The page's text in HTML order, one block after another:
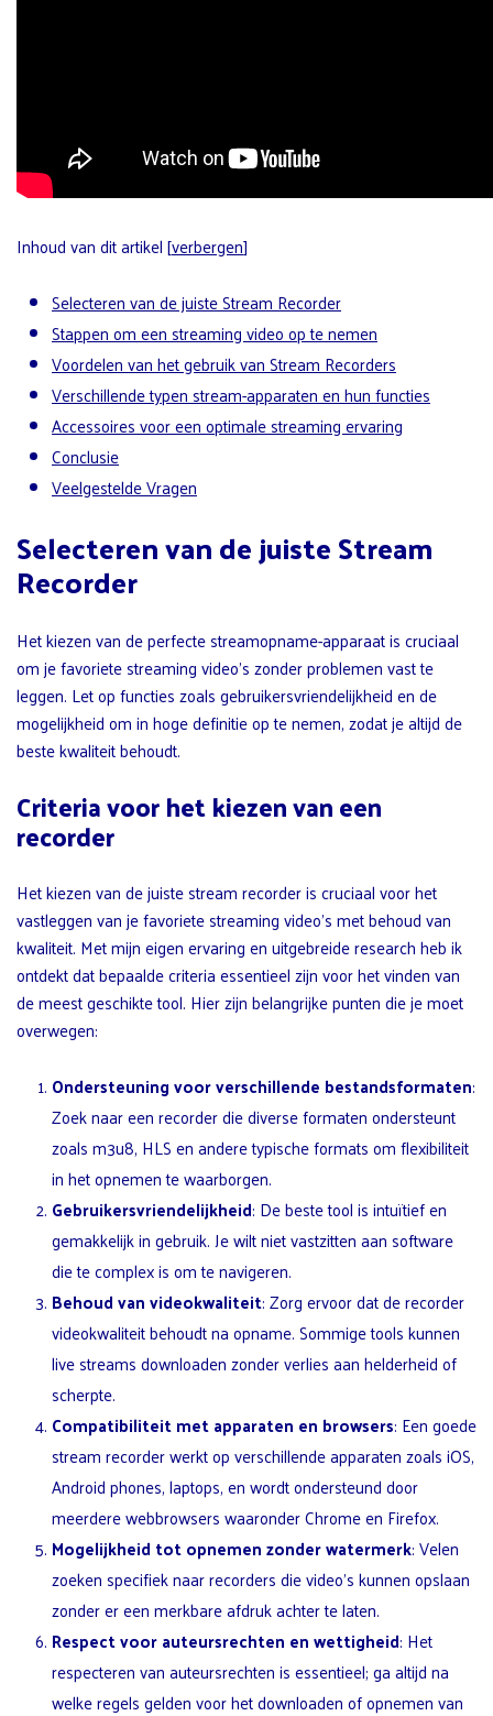
Inhoud van dit artikel[verbergen]
Selecteren van de juiste Stream Recorder
Stappen om een streaming video op te nemen
Voordelen van het gebruik van Stream Recorders
Verschillende typen stream-apparaten en hun functies
Accessoires voor een optimale streaming ervaring
Conclusie
Veelgestelde Vragen
Selecteren van de juiste Stream
Recorder
Het kiezen van de perfecte streamopname-apparaat is cruciaal
om je favoriete streaming video’s zonder problemen vast te
leggen. Let op functies zoals gebruikersvriendelijkheid en de
mogelijkheid om in hoge definitie op te nemen, zodat je altijd de
beste kwaliteit behoudt.
Criteria voor het kiezen van een
recorder
Het kiezen van de juiste stream recorder is cruciaal voor het
vastleggen van je favoriete streaming video’s met behoud van
kwaliteit. Met mijn eigen ervaring en uitgebreide research heb ik
ontdekt dat bepaalde criteria essentieel zijn voor het vinden van
de meest geschikte tool. Hier zijn belangrijke punten die je moet
overwegen:
Ondersteuning voor verschillende bestandsformaten:
Zoek naar een recorder die diverse formaten ondersteunt
zoals m3u8, HLS en andere typische formats om flexibiliteit
in het opnemen te waarborgen.
Gebruikersvriendelijkheid: De beste tool is intuïtief en
gemakkelijk in gebruik. Je wilt niet vastzitten aan software
die te complex is om te navigeren.
Behoud van videokwaliteit: Zorg ervoor dat de recorder
videokwaliteit behoudt na opname. Sommige tools kunnen
live streams downloaden zonder verlies aan helderheid of
scherpte.
Compatibiliteit met apparaten en browsers: Een goede
stream recorder werkt op verschillende apparaten zoals iOS,
Android phones, laptops, en wordt ondersteund door
meerdere webbrowsers waaronder Chrome en Firefox.
Mogelijkheid tot opnemen zonder watermerk: Velen
zoeken specifiek naar recorders die video’s kunnen opslaan
zonder er een merkbare afdruk achter te laten.
Respect voor auteursrechten en wettigheid: Het
respecteren van auteursrechten is essentieel; ga altijd na
welke regels gelden voor het downloaden of opnemen van